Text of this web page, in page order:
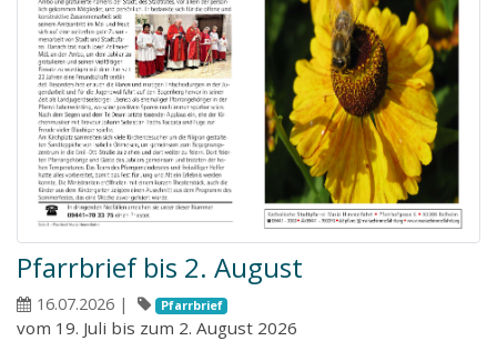
Pfarrbrief bis 2. August
16.07.2026 | Pfarrbrief
vom 19. Juli bis zum 2. August 2026